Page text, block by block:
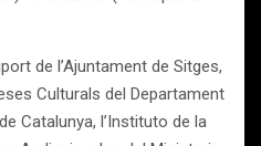
de l’Ajuntament de Sitges,
Culturals del Departament
Catalunya, l’Instituto de la